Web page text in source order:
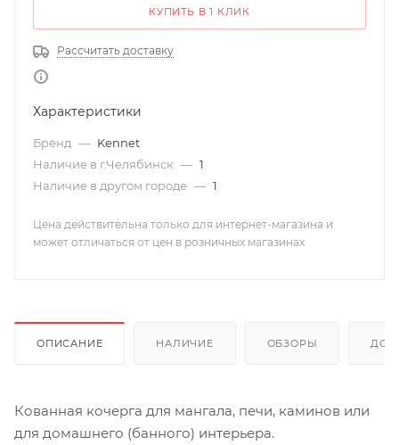
КУПИТЬ В 1 КЛИК
Рассчитать доставку
Характеристики
Бренд — Kennet
Наличие в г.Челябинск — 1
Наличие в другом городе — 1
Цена действительна только для интернет-магазина и
может отличаться от цен в розничных магазинах
ОПИСАНИЕ НАЛИЧИЕ ОБЗОРЫ
Кованная кочерга для мангала, печи, каминов или
для домашнего (банного) интерьера.